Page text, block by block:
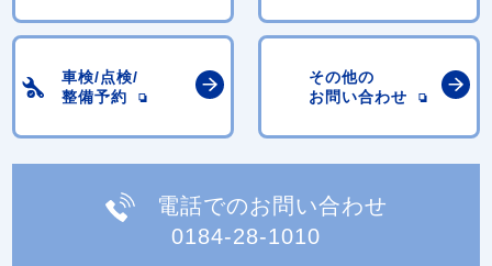
車検/点検/
整備予約
その他の
お問い合わせ
電話でのお問い合わせ
0184-28-1010